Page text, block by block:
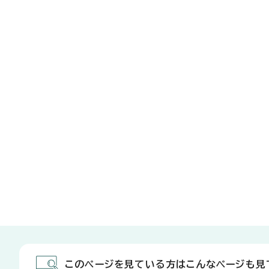
このページを見ている方はこんなページも見